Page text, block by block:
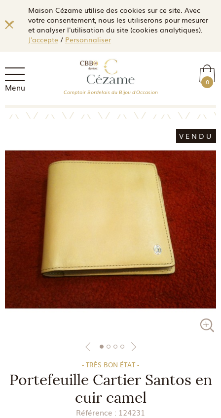
Maison Cézame utilise des cookies sur ce site. Avec
votre consentement, nous les utiliserons pour mesurer
et analyser l'utilisation du site (cookies analytiques).
J'accepte/ Personnaliser
Menu 0
Comptoir Bordelais du Bijou d'Occasion
VENDU
- TRÈS BON ÉTAT -
Portefeuille Cartier Santos en
cuir camel
Référence : 124231